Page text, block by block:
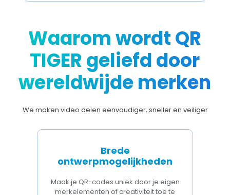
Waarom wordt QR
TIGER geliefd door
wereldwijde merken
We maken video delen eenvoudiger, sneller en veiliger
Brede
ontwerpmogelijkheden
Maak je QR-codes uniek door je eigen
merkelementen of creativiteit toe te